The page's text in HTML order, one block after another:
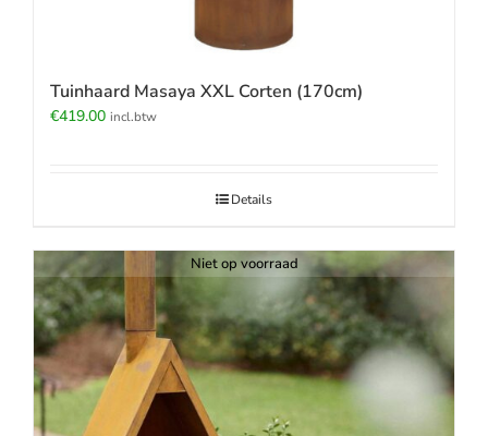
Tuinhaard Masaya XXL Corten (170cm)
€419.00 incl.btw
Details
Niet op voorraad